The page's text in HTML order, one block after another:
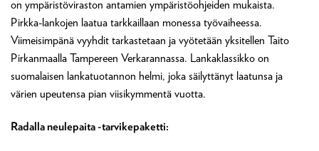
on ympäristöviraston antamien ympäristöohjeiden mukaista.
Pirkka-lankojen laatua tarkkaillaan monessa työvaiheessa.
Viimeisimpänä vyyhdit tarkastetaan ja vyötetään yksitellen Taito
Pirkanmaalla Tampereen Verkarannassa. Lankaklassikko on
suomalaisen lankatuotannon helmi, joka säilyttänyt laatunsa ja
värien upeutensa pian viisikymmentä vuotta.
Radalla neulepaita -tarvikepaketti: